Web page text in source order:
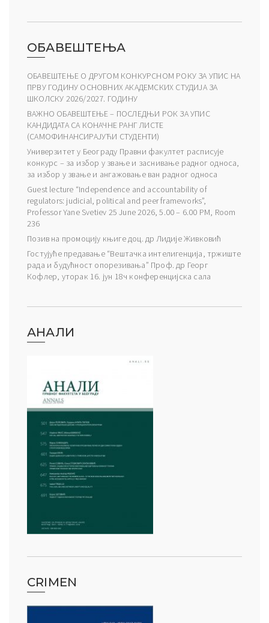
ОБАВЕШТЕЊА
ОБАВЕШТЕЊЕ О ДРУГОМ КОНКУРСНОМ РОКУ ЗА УПИС НА
ПРВУ ГОДИНУ ОСНОВНИХ АКАДЕМСКИХ СТУДИЈА ЗА
ШКОЛСКУ 2026/2027. ГОДИНУ
ВАЖНО ОБАВЕШТЕЊЕ – ПОСЛЕДЊИ РОК ЗА УПИС
КАНДИДАТА СА КОНАЧНЕ РАНГ ЛИСТЕ
(САМОФИНАНСИРАЈУЋИ СТУДЕНТИ)
Универзитет у Београду Правни факултет расписује
конкурс – за избор у звање и заснивање радног односа,
за избор у звање и ангажовање ван радног односа
Guest lecture “Independence and accountability of
regulators: judicial, political and peer frameworks”,
Professor Yane Svetiev 25 June 2026, 5.00 – 6.00 PM, Room
236
Позив на промоцију књиге доц. др Лидије Живковић
Гостујуће предавање “Вештачка интелигенција, тржиште
рада и будућност опорезивања” Проф. др Георг
Кофлер, уторак 16. јун 18ч конференцијска сала
АНАЛИ
CRIMEN